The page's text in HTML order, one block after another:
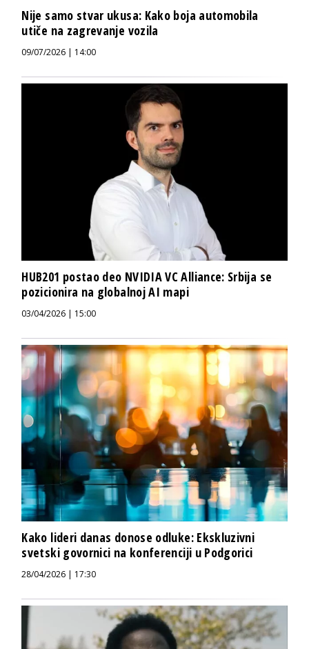
Nije samo stvar ukusa: Kako boja automobila
utiče na zagrevanje vozila
09/07/2026 | 14:00
HUB201 postao deo NVIDIA VC Alliance: Srbija se
pozicionira na globalnoj AI mapi
03/04/2026 | 15:00
Kako lideri danas donose odluke: Ekskluzivni
svetski govornici na konferenciji u Podgorici
28/04/2026 | 17:30